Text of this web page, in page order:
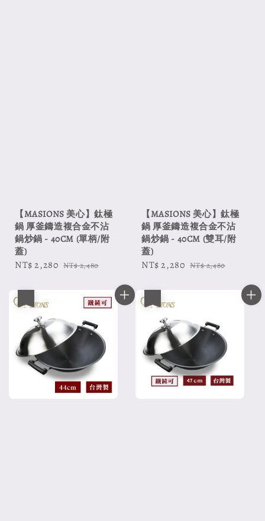
【MASIONS 美心】鈦極
鍋 厚釜鑄造複合金不沾
鍋炒鍋 - 40CM (單柄/附
蓋)
Sale
NT$ 2,280 Regular
NT$ 2,480
【MASIONS 美心】鈦極
鍋 厚釜鑄造複合金不沾
鍋炒鍋 - 40CM (雙耳/附
蓋)
Sale
NT$ 2,280 Regular
NT$ 2,480